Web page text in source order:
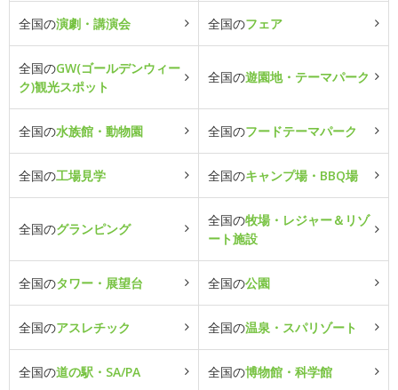
全国の演劇・講演会 全国のフェア
全国のGW(ゴールデンウィー
ク)観光スポット
全国の遊園地・テーマパーク
全国の水族館・動物園 全国のフードテーマパーク
全国の工場見学 全国のキャンプ場・BBQ場
全国のグランピング
全国の牧場・レジャー＆リゾ
ート施設
全国のタワー・展望台 全国の公園
全国のアスレチック 全国の温泉・スパリゾート
全国の道の駅・SA/PA 全国の博物館・科学館